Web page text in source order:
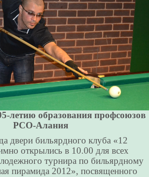
летию образования профсоюзов
РСО-Алания
двери бильярдного клуба «12
открылись в 10.00 для всех
турнира по бильярдному
пирамида 2012», посвященного